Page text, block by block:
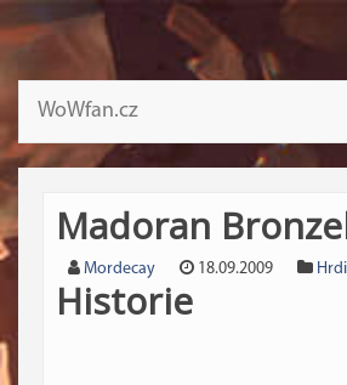
WoWfan.cz
Madoran
Mordecay 18.09.2009
Historie